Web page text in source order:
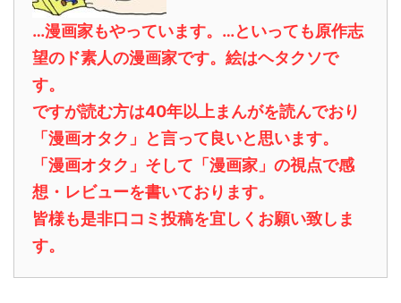
…漫画家もやっています。…といっても原作志
望のド素人の漫画家です。絵はヘタクソで
す。
ですが読む方は40年以上まんがを読んでおり
「漫画オタク」と言って良いと思います。
「漫画オタク」そして「漫画家」の視点で感
想・レビューを書いております。
皆様も是非口コミ投稿を宜しくお願い致しま
す。